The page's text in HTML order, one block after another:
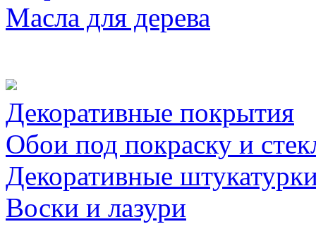
Масла для дерева
Декоративные покрытия
Обои под покраску и
Декоративные
Воски и лазури